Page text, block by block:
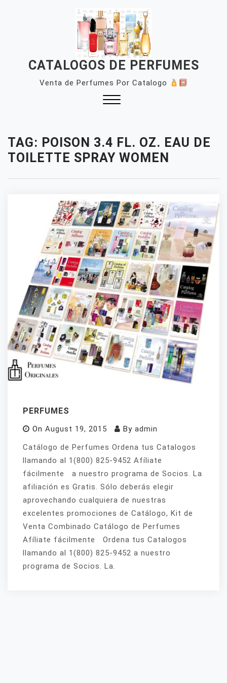
CATALOGOS DE PERFUMES
Venta de Perfumes Por Catalogo
TAG: POISON 3.4 FL. OZ. EAU DE
TOILETTE SPRAY WOMEN
PERFUMES
On August 19, 2015 By admin
Catálogo de Perfumes Ordena tus Catalogos
llamando al 1(800) 825-9452 Afíliate
fácilmente a nuestro programa de Socios. La
afiliación es Gratis. Sólo deberás elegir
aprovechando cualquiera de nuestras
excelentes promociones de Catálogo, Kit de
Venta Combinado Catálogo de Perfumes
Afíliate fácilmente Ordena tus Catalogos
llamando al 1(800) 825-9452 a nuestro
programa de Socios. La.